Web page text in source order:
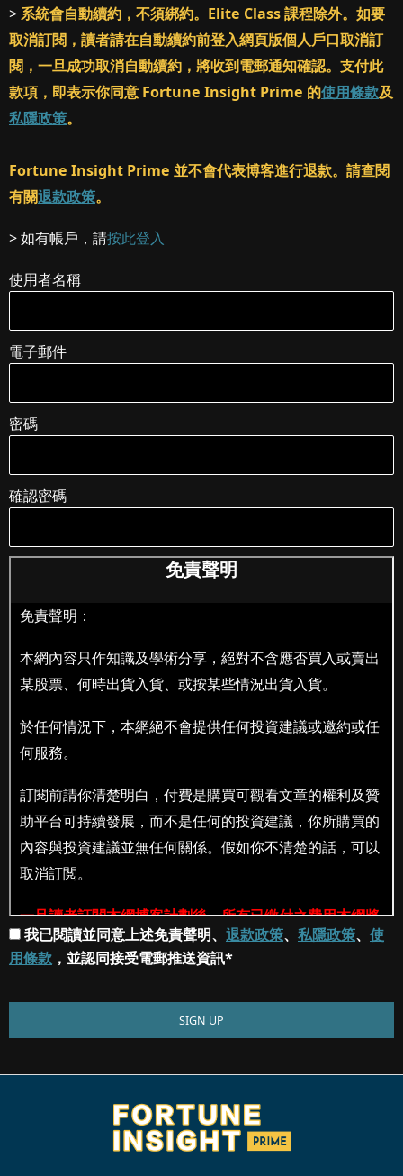
>系統會自動續約，不須綁約。Elite Class 課程除外。如要
取消訂閱，讀者請在自動續約前登入網頁版個人戶口取消訂
閱，一旦成功取消自動續約，將收到電郵通知確認。支付此
款項，即表示你同意 Fortune Insight Prime 的使用條款及
私隱政策。
Fortune Insight Prime 並不會代表博客進行退款。請查閱
有關退款政策。
> 如有帳戶，請按此登入
使用者名稱
電子郵件
密碼
確認密碼
我已閱讀並同意上述免責聲明、 退款政策、 私隱政策、 使
用條款 ，並認同接受電郵推送資訊*